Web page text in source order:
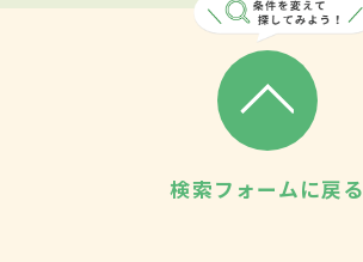
検索フォームに戻る